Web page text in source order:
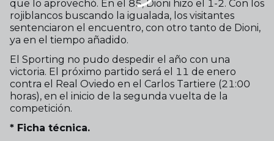
que lo aprovechó. En el 85, Dioni hizo el 1-2. Con los
rojiblancos buscando la igualada, los visitantes
sentenciaron el encuentro, con otro tanto de Dioni,
ya en el tiempo añadido.
El Sporting no pudo despedir el año con una
victoria. El próximo partido será el 11 de enero
contra el Real Oviedo en el Carlos Tartiere (21:00
horas), en el inicio de la segunda vuelta de la
competición.
* Ficha técnica.